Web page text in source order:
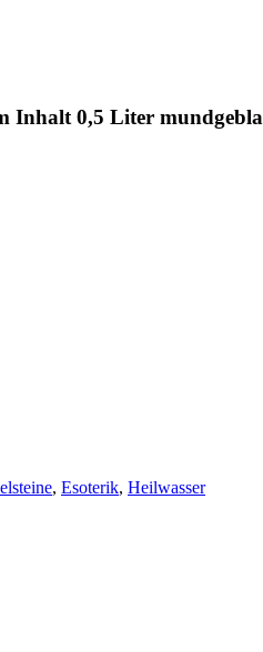
Inhalt 0,5 Liter
, Esoterik, Heilwasser